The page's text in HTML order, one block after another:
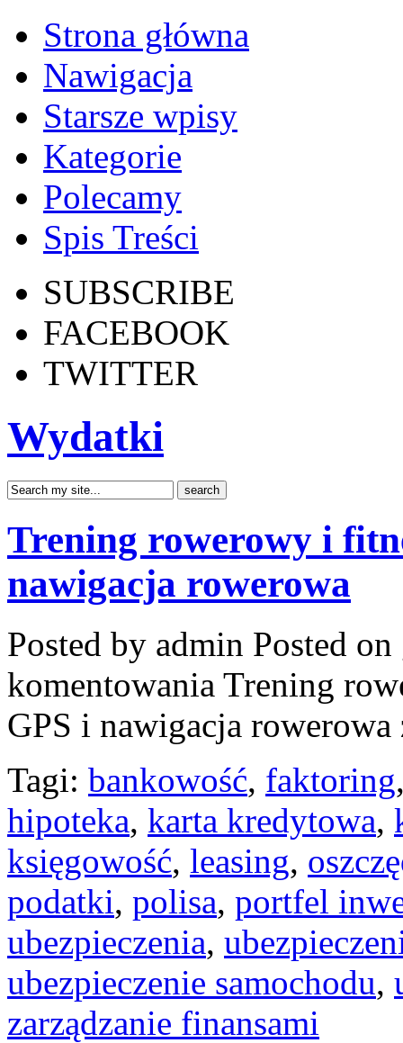
Strona główna
Nawigacja
Starsze wpisy
Kategorie
Polecamy
Spis Treści
SUBSCRIBE
FACEBOOK
TWITTER
Wydatki
Trening rowerowy i
nawigacja rowerowa
Posted by admin Posted
komentowania Trening
GPS i nawigacja rowerowa
Tagi: bankowość, faktoring
hipoteka, karta kredytowa,
księgowość, leasing,
podatki, polisa, portfel
ubezpieczenia,
ubezpieczenie samochodu,
zarządzanie finansami